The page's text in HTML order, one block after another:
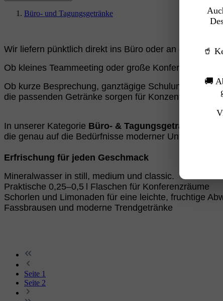
Büro- und Tagungsgetränke
Wir liefern pünktlich direkt ins Büro oder an den
Ob kleines Teammeeting oder große Konferenz:
Mit
Ob kurze Besprechung, ganztägige Schulung oder
die passenden Getränke sorgen für Konzentration,
In unserer Kategorie Büro- & Tagungsgetränke
die genau auf die Bedürfnisse moderner
Erfrischung für jeden Geschmack
Mineralwasser in still, medium und classic.
Praktische 0,25–0,5 l Flaschen für Konferenzräume
Schorlen und Limonaden für eine leichte, fruchtige
Fassbrausen und moderne Trendgetränke
Seite 1
Seite 2
🥤
🚚